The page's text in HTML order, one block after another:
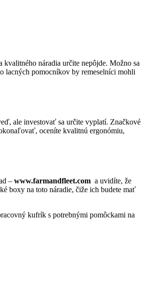
náradia určite nepôjde. Možno sa
lacných pomocníkov by remeselníci mohli
ale investovať sa určite vyplatí. Značkové
oceníte kvalitnú ergonómiu,
– www.farmandfleet.com a uvidíte, že
boxy na toto náradie, čiže ich budete mať
kufrík s potrebnými pomôckami na